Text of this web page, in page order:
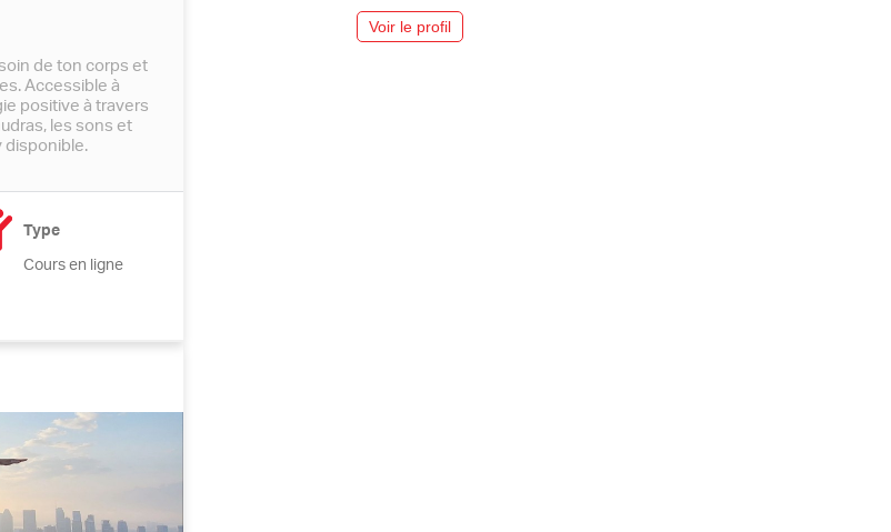
de ton corps et
Accessible à
positive à travers
les sons et
Type
Cours en ligne
Voir le profil